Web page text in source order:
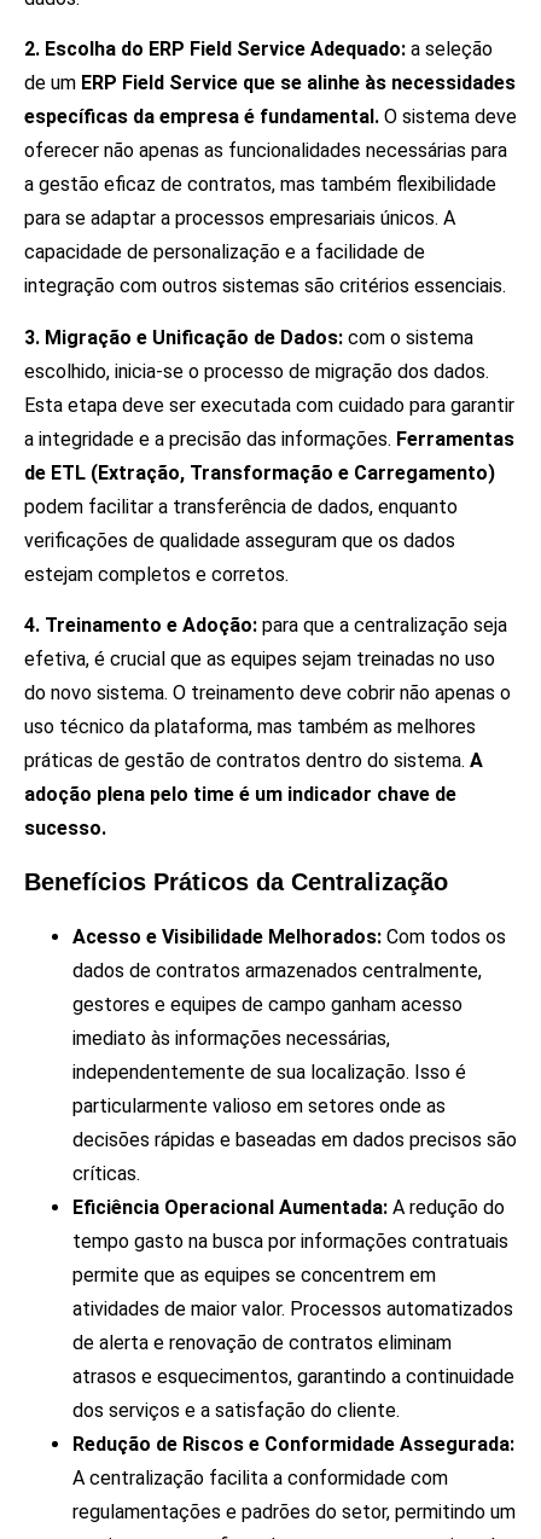
2. Escolha do ERP Field Service Adequado: a seleção
de um ERP Field Service que se alinhe às necessidades
específicas da empresa é fundamental. O sistema deve
oferecer não apenas as funcionalidades necessárias para
a gestão eficaz de contratos, mas também flexibilidade
para se adaptar a processos empresariais únicos. A
capacidade de personalização e a facilidade de
integração com outros sistemas são critérios essenciais.
3. Migração e Unificação de Dados: com o sistema
escolhido, inicia-se o processo de migração dos dados.
Esta etapa deve ser executada com cuidado para garantir
a integridade e a precisão das informações. Ferramentas
de ETL (Extração, Transformação e Carregamento)
podem facilitar a transferência de dados, enquanto
verificações de qualidade asseguram que os dados
estejam completos e corretos.
4. Treinamento e Adoção: para que a centralização seja
efetiva, é crucial que as equipes sejam treinadas no uso
do novo sistema. O treinamento deve cobrir não apenas o
uso técnico da plataforma, mas também as melhores
práticas de gestão de contratos dentro do sistema. A
adoção plena pelo time é um indicador chave de
sucesso.
Benefícios Práticos da Centralização
Acesso e Visibilidade Melhorados: Com todos os
dados de contratos armazenados centralmente,
gestores e equipes de campo ganham acesso
imediato às informações necessárias,
independentemente de sua localização. Isso é
particularmente valioso em setores onde as
decisões rápidas e baseadas em dados precisos são
críticas.
Eficiência Operacional Aumentada: A redução do
tempo gasto na busca por informações contratuais
permite que as equipes se concentrem em
atividades de maior valor. Processos automatizados
de alerta e renovação de contratos eliminam
atrasos e esquecimentos, garantindo a continuidade
dos serviços e a satisfação do cliente.
Redução de Riscos e Conformidade Assegurada:
A centralização facilita a conformidade com
regulamentações e padrões do setor, permitindo um